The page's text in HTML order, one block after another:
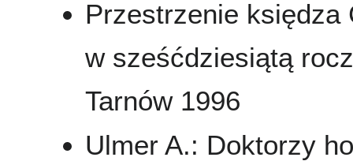
Przestrzenie księdza
w sześćdziesiątą
Tarnów 1996
Ulmer A.: Doktorzy